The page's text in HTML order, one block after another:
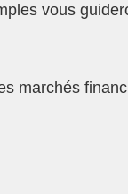
vous
marchés